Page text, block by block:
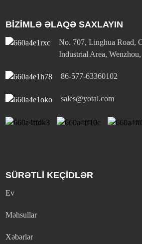
BİZİMLƏ ƏLAQƏ SAXLAYIN
No. 707, Linghua Road,
Industrial Area,
86-577-63360102
sales@yotai.com
SÜRƏTLİ KEÇİDLƏR
Ev
Məhsullar
Xəbərlər